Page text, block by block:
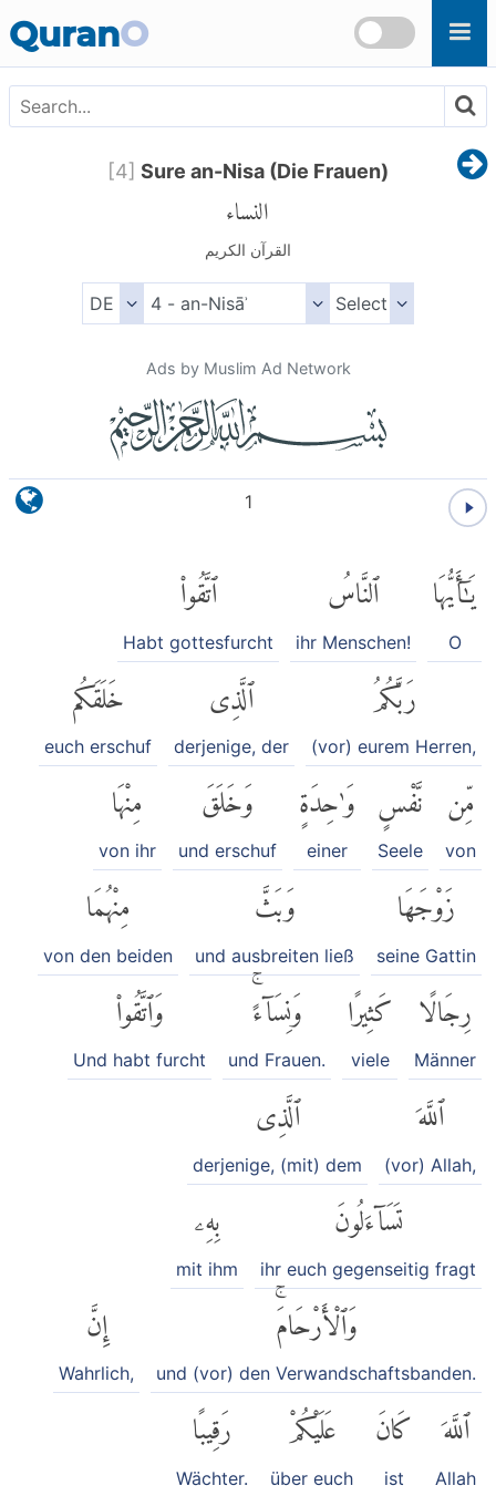
QuranO
[4] Sure an-Nisa (Die Frauen)
النساء
القرآن الكريم
Ads by Muslim Ad Network
1
يَٰٓأَيُّهَا
O
ٱلنَّاسُ
ihr Menschen!
ٱتَّقُوا۟
Habt gottesfurcht
رَبَّكُمُ
(vor) eurem Herren,
ٱلَّذِى
derjenige, der
خَلَقَكُم
euch erschuf
مِّن
von
نَّفْسٍ
Seele
وَٰحِدَةٍ
einer
وَخَلَقَ
und erschuf
مِنْهَا
von ihr
زَوْجَهَا
seine Gattin
وَبَثَّ
und ausbreiten ließ
مِنْهُمَا
von den beiden
رِجَالًا
Männer
كَثِيرًا
viele
وَنِسَآءًۚ
und Frauen.
وَٱتَّقُوا۟
Und habt furcht
ٱللَّهَ
(vor) Allah,
ٱلَّذِى
derjenige, (mit) dem
تَسَآءَلُونَ
ihr euch gegenseitig fragt
بِهِۦ
mit ihm
وَٱلْأَرْحَامَۚ
und (vor) den Verwandschaftsbanden.
إِنَّ
Wahrlich,
ٱللَّهَ
Allah
كَانَ
ist
عَلَيْكُمْ
über euch
رَقِيبًا
Wächter.